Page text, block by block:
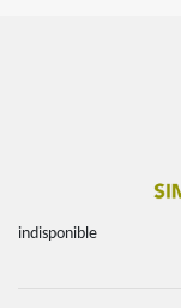
indisponible